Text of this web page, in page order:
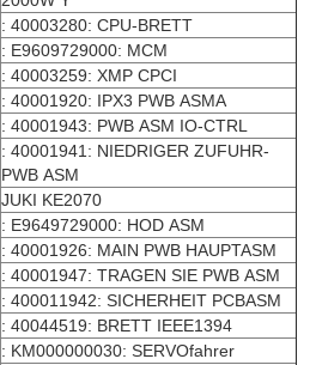
: 40003280: CPU-BRETT
: E9609729000: MCM
: 40003259: XMP CPCI
: 40001920: IPX3 PWB ASMA
: 40001943: PWB ASM IO-CTRL
: 40001941: NIEDRIGER ZUFUHR-
PWB ASM
JUKI KE2070
: E9649729000: HOD ASM
: 40001926: MAIN PWB HAUPTASM
: 40001947: TRAGEN SIE PWB ASM
: 400011942: SICHERHEIT PCBASM
: 40044519: BRETT IEEE1394
: KM000000030: SERVOfahrer